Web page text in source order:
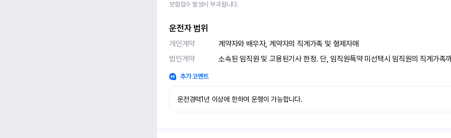
보험접수 발생시 부과됩니다.
운전자 범위
개인계약
계약자와 배우자, 계약자의 직계가족 및 형제자매
법인계약
소속된 임직원 및 고용된기사 한정. 단, 임직원특약 미선택시 임직원의 직계가족
추가 코멘트
운전경력1년 이상에 한하여 운행이 가능합니다.